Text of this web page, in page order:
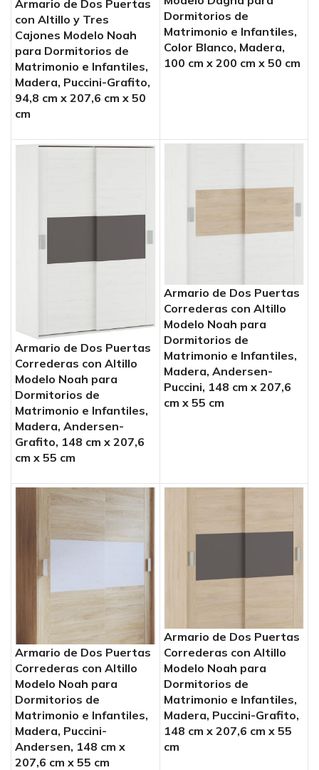
Armario de Dos Puertas
con Altillo y Tres
Cajones Modelo Noah
para Dormitorios de
Matrimonio e Infantiles,
Madera, Puccini-Grafito,
94,8 cm x 207,6 cm x 50
cm
Dormitorios de
Matrimonio e Infantiles,
Color Blanco, Madera,
100 cm x 200 cm x 50 cm
Armario de Dos Puertas
Correderas con Altillo
Modelo Noah para
Dormitorios de
Matrimonio e Infantiles,
Madera, Andersen-
Grafito, 148 cm x 207,6
cm x 55 cm
Armario de Dos Puertas
Correderas con Altillo
Modelo Noah para
Dormitorios de
Matrimonio e Infantiles,
Madera, Andersen-
Puccini, 148 cm x 207,6
cm x 55 cm
Armario de Dos Puertas
Correderas con Altillo
Modelo Noah para
Dormitorios de
Matrimonio e Infantiles,
Madera, Puccini-
Andersen, 148 cm x
207,6 cm x 55 cm
Armario de Dos Puertas
Correderas con Altillo
Modelo Noah para
Dormitorios de
Matrimonio e Infantiles,
Madera, Puccini-Grafito,
148 cm x 207,6 cm x 55
cm